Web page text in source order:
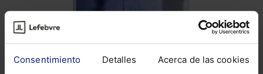
Consentimiento Detalles Acerca de las cookies